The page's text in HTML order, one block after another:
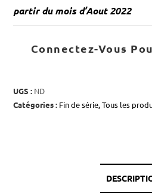
partir du mois d’Aout 2022
Connectez-Vous
UGS : ND
Catégories : Fin de série,Tous les